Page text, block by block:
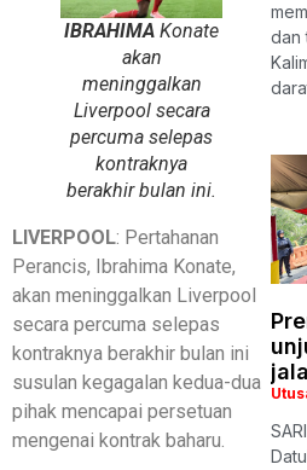
IBRAHIMA Konate
akan
meninggalkan
Liverpool secara
percuma selepas
kontraknya
berakhir bulan ini.
LIVERPOOL: Pertahanan
Perancis, Ibrahima Konate,
akan meninggalkan Liverpool
secara percuma selepas
kontraknya berakhir bulan ini
susulan kegagalan kedua-dua
pihak mencapai persetuan
mengenai kontrak baharu.
dan